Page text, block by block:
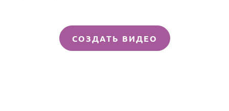
СОЗДАТЬ ВИДЕО